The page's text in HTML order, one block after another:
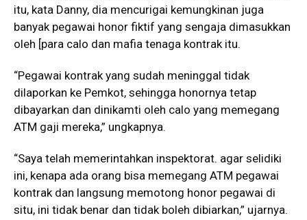
itu, kata Danny, dia mencurigai kemungkinan juga
banyak pegawai honor fiktif yang sengaja dimasukkan
oleh [para calo dan mafia tenaga kontrak itu.
“Pegawai kontrak yang sudah meninggal tidak
dilaporkan ke Pemkot, sehingga honornya tetap
dibayarkan dan dinikamti oleh calo yang memegang
ATM gaji mereka,” ungkapnya.
“Saya telah memerintahkan inspektorat. agar selidiki
ini, kenapa ada orang bisa memegang ATM pegawai
kontrak dan langsung memotong honor pegawai di
situ, ini tidak benar dan tidak boleh dibiarkan,” ujarnya.